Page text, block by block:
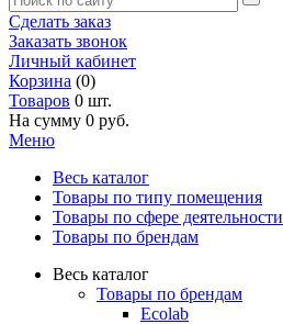
Сделать заказ
Заказать звонок
Личный кабинет
Корзина (0)
Товаров 0 шт.
На сумму 0 руб.
Меню
Весь каталог
Товары по типу помещения
Товары по сфере деятельности
Товары по брендам
Весь каталог
Товары по брендам
Ecolab